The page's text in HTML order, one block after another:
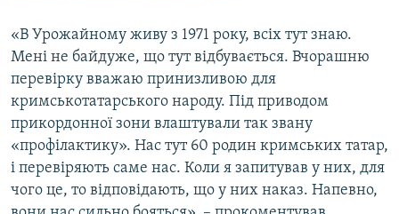
«В Урожайному живу з 1971 року, всіх тут знаю.
Мені не байдуже, що тут відбувається. Вчорашню
перевірку вважаю принизливою для
кримськотатарського народу. Під приводом
прикордонної зони влаштували так звану
«профілактику». Нас тут 60 родин кримських татар,
і перевіряють саме нас. Коли я запитував у них, для
чого це, то відповідають, що у них наказ. Напевно,